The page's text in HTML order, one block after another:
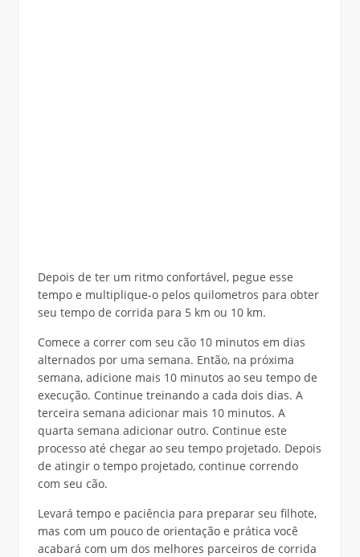
Depois de ter um ritmo confortável, pegue esse
tempo e multiplique-o pelos quilometros para obter
seu tempo de corrida para 5 km ou 10 km.
Comece a correr com seu cão 10 minutos em dias
alternados por uma semana. Então, na próxima
semana, adicione mais 10 minutos ao seu tempo de
execução. Continue treinando a cada dois dias. A
terceira semana adicionar mais 10 minutos. A
quarta semana adicionar outro. Continue este
processo até chegar ao seu tempo projetado. Depois
de atingir o tempo projetado, continue correndo
com seu cão.
Levará tempo e paciência para preparar seu filhote,
mas com um pouco de orientação e prática você
acabará com um dos melhores parceiros de corrida